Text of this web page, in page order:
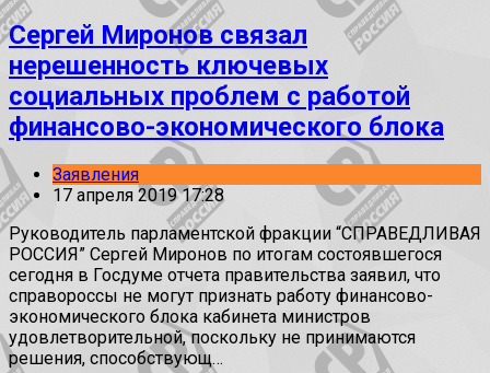
Сергей Миронов связал
нерешенность ключевых
социальных проблем с работой
финансово-экономического блока
Заявления
17 апреля 2019 17:28
Руководитель парламентской фракции “СПРАВЕДЛИВАЯ
РОССИЯ” Сергей Миронов по итогам состоявшегося
сегодня в Госдуме отчета правительства заявил, что
справороссы не могут признать работу финансово-
экономического блока кабинета министров
удовлетворительной, поскольку не принимаются
решения, способствующ…